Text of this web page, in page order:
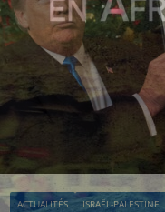
ACTUALITÉS ISRAËL-PALESTINE